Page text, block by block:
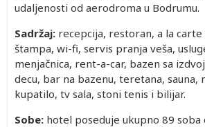
udaljenosti od aerodroma u Bodrumu.
Sadržaj: recepcija, restoran, a la
štampa, wi-fi, servis pranja veša,
menjačnica, rent-a-car, bazen sa
decu, bar na bazenu, teretana, sauna,
kupatilo, tv sala, stoni tenis i bilijar.
Sobe: hotel poseduje ukupno 89 soba